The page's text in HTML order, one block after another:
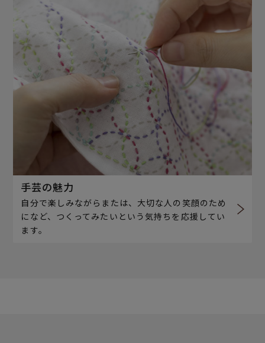
手芸の魅力
自分で楽しみながらまたは、大切な人の笑顔のため
になど、つくってみたいという気持ちを応援してい
ます。